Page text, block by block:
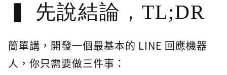
先說結論，TL;DR
簡單講，開發一個最基本的 LINE 回應機器
人，你只需要做三件事：